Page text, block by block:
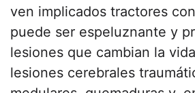
ven implicados tractores
puede ser espeluznante y
lesiones que cambian la
lesiones cerebrales